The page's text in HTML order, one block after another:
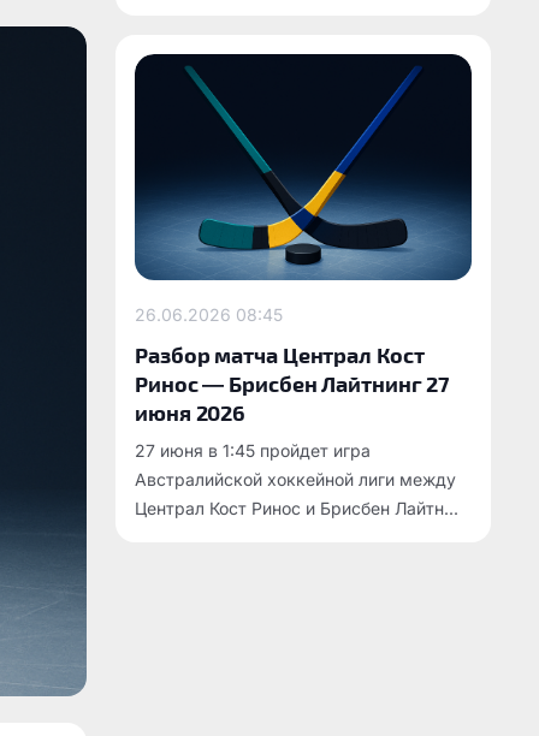
26.06.2026 08:45
Разбор матча Централ Кост
Ринос — Брисбен Лайтнинг 27
июня 2026
27 июня в 1:45 пройдет игра
Австралийской хоккейной лиги между
Централ Кост Ринос и Брисбен Лайтн...